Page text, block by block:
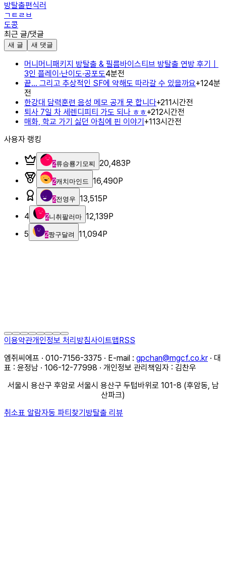
방탈출편식러
ㄱㅌㄹㅂ
도콩
최근 글/댓글
새 글 새 댓글
머니머니패키지 방탈출 & 필름바이스티브 방탈출 연방 후기｜
3인 플레이·난이도·공포도4분전
끝... 그리고 추상적인 SF에 약해도 따라갈 수 있을까요+124분
전
한강대 담력훈련 음성 메모 공개 못 합니다+211시간전
퇴사 7일 차 세렌디피티 가도 되나 ㅎㅎ+212시간전
매화, 학교 가기 싫던 아침에 핀 이야기+113시간전
사용자 랭킹
2류승룡기모찌 20,483P
2캐치마인드 16,490P
2전영우 13,515P
4
2니취팔러마 12,139P
5
2짱구달려 11,094P
이용약관개인정보 처리방침사이트맵RSS
엠쥐씨에프 · 010-7156-3375 · E-mail : gpchan@mgcf.co.kr · 대
표 : 윤정남 · 106-12-77998 · 개인정보 관리책임자 : 김찬우
서울시 용산구 후암로 서울시 용산구 두텁바위로 101-8 (후암동, 남
산파크)
취소표 알람자동 파티찾기방탈출 리뷰